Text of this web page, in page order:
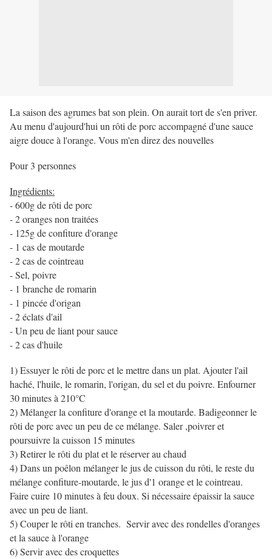
La saison des agrumes bat son plein. On aurait tort de s'en priver.
Au menu d'aujourd'hui un rôti de porc accompagné d'une sauce
aigre douce à l'orange. Vous m'en direz des nouvelles
Pour 3 personnes
Ingrédients:
- 600g de rôti de porc
- 2 oranges non traitées
- 125g de confiture d'orange
- 1 cas de moutarde
- 2 cas de cointreau
- Sel, poivre
- 1 branche de romarin
- 1 pincée d'origan
- 2 éclats d'ail
- Un peu de liant pour sauce
- 2 cas d'huile
1) Essuyer le rôti de porc et le mettre dans un plat. Ajouter l'ail
haché, l'huile, le romarin, l'origan, du sel et du poivre. Enfourner
30 minutes à 210°C
2) Mélanger la confiture d'orange et la moutarde. Badigeonner le
rôti de porc avec un peu de ce mélange. Saler ,poivrer et
poursuivre la cuisson 15 minutes
3) Retirer le rôti du plat et le réserver au chaud
4) Dans un poêlon mélanger le jus de cuisson du rôti, le reste du
mélange confiture-moutarde, le jus d'1 orange et le cointreau.
Faire cuire 10 minutes à feu doux. Si nécessaire épaissir la sauce
avec un peu de liant.
5) Couper le rôti en tranches. Servir avec des rondelles d'oranges
et la sauce à l'orange
6) Servir avec des croquettes